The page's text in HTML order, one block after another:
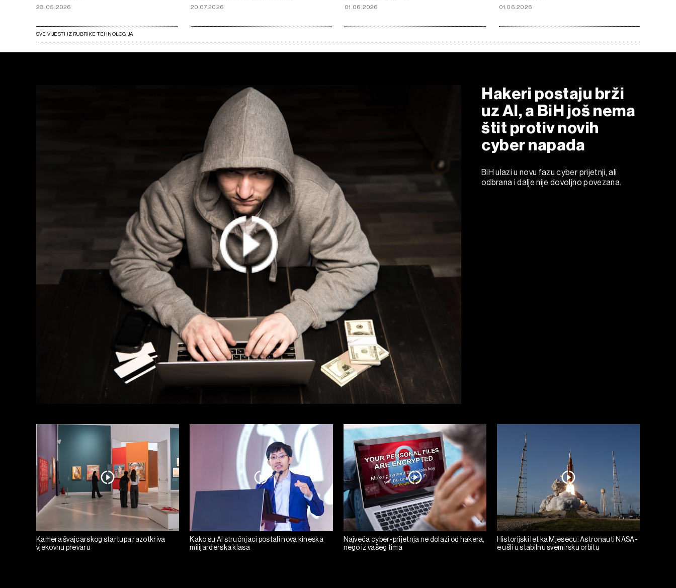
23.05.2026 20.07.2026 01.06.2026 01.06.2026
SVE VIJESTI IZ RUBRIKE TEHNOLOGIJA
Hakeri postaju brži
uz AI, a BiH još nema
štit protiv novih
cyber napada
BiH ulazi u novu fazu cyber prijetnji, ali
odbrana i dalje nije dovoljno povezana.
Kamera švajcarskog startupa razotkriva
vjekovnu prevaru
Kako su AI stručnjaci postali nova kineska
milijarderska klasa
Najveća cyber-prijetnja ne dolazi od hakera,
nego iz vašeg tima
Historijski let ka Mjesecu: Astronauti NASA-
e ušli u stabilnu svemirsku orbitu